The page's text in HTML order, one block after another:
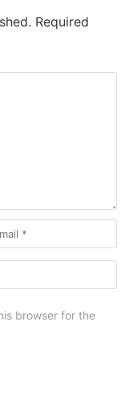
Required
browser for the